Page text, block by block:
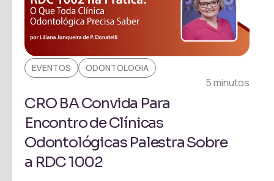
EVENTOS ODONTOLOGIA
5 minutos
CRO BA Convida Para
Encontro de Clínicas
Odontológicas Palestra Sobre
a RDC 1002